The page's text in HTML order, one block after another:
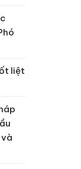
liệt